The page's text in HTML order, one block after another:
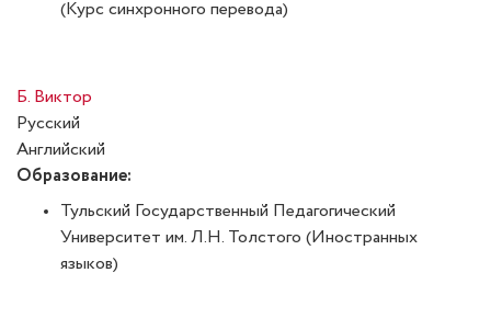
(Курс синхронного перевода)
Б. Виктор
Русский
Английский
Образование:
Тульский Государственный Педагогический
Университет им. Л.Н. Толстого (Иностранных
языков)